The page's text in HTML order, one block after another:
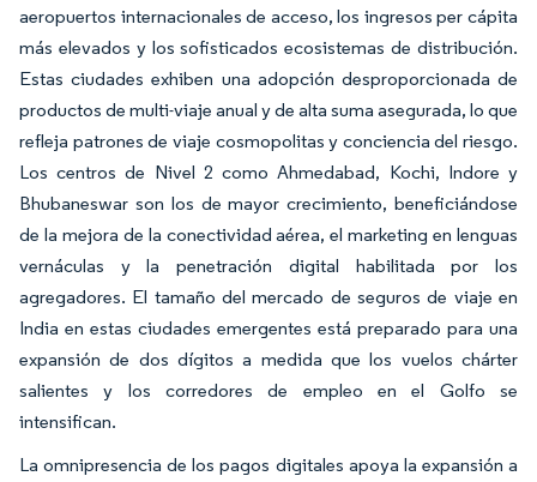
aeropuertos internacionales de acceso, los ingresos per cápita
más elevados y los sofisticados ecosistemas de distribución.
Estas ciudades exhiben una adopción desproporcionada de
productos de multi-viaje anual y de alta suma asegurada, lo que
refleja patrones de viaje cosmopolitas y conciencia del riesgo.
Los centros de Nivel 2 como Ahmedabad, Kochi, Indore y
Bhubaneswar son los de mayor crecimiento, beneficiándose
de la mejora de la conectividad aérea, el marketing en lenguas
vernáculas y la penetración digital habilitada por los
agregadores. El tamaño del mercado de seguros de viaje en
India en estas ciudades emergentes está preparado para una
expansión de dos dígitos a medida que los vuelos chárter
salientes y los corredores de empleo en el Golfo se
intensifican.
La omnipresencia de los pagos digitales apoya la expansión a